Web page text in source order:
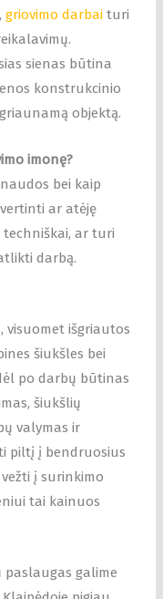
griovimo darbai turi
sienas būtina
konstrukcinio
objektą.
imonę?
bei kaip
ar atėję
techniškai, ar turi
darbą.
visuomet išgriautos
šiukšles bei
po darbų būtinas
šiukšlių
valymas ir
piltį į bendruosius
į surinkimo
tai kainuos
galime